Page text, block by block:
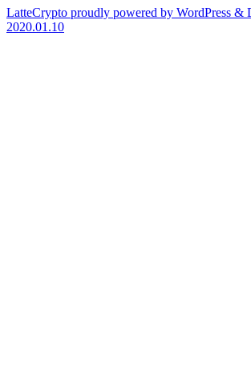
LatteCrypto proudly powered by WordPress &
2020.01.10